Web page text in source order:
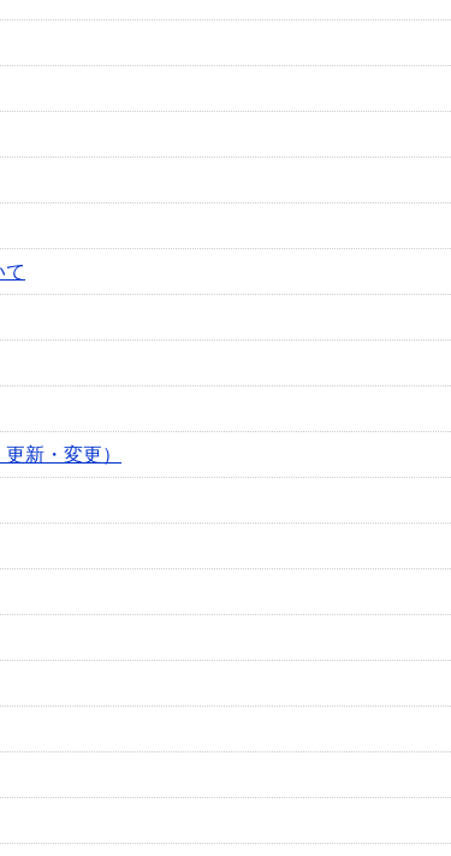
新・変更）